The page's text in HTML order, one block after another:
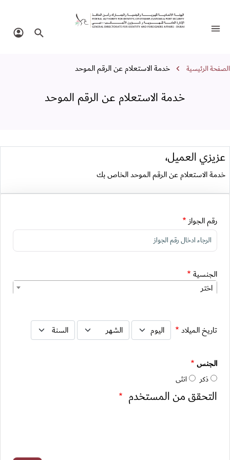
خدمة الاستعلام عن الرقم الموحد
تبديل التنقل البحث في
مسار التنقل
الصفحة الرئيسية خدمة الاستعلام عن الرقم الموحد
خدمة الاستعلام عن الرقم الموحد
عزيزي العميل،
خدمة الاستعلام عن الرقم الموحد الخاص بك
رقم الجواز
الجنسية
اختر
تاريخ الميلاد تاريخ الميلاد: اليومتاريخ الميلاد: الشهر تاريخ الميلاد: السنة
الجنس
ذكر انثى
التحقق من المستخدم